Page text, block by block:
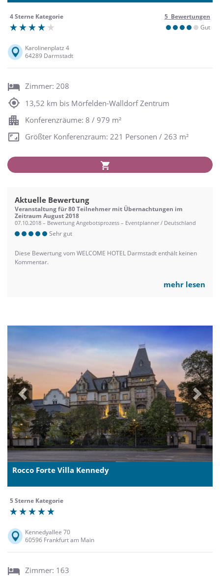
4 Sterne Kategorie
5 Bewertungen
Gut
Karolinenplatz 4
64289 Darmstadt
Zimmer: 208
13,52 km bis Mörfelden-Walldorf Zentrum
Konferenzräume: 8 / 979 m²
Größter Konferenzraum: 221 Personen / 263 m²
Aktuelle Bewertung
Veranstaltung für 80 Teilnehmer mit Übernachtungen im
Zeitraum August 2018
07.10.2018 – Bewertung Angebotsprozess – Eventplanner / Deutschland
Sehr gut
Diese Bewertung vom WELCOME HOTEL Darmstadt enthält keinen
Kommentar.
mehr lesen
Previous Next
Rocco Forte Villa Kennedy
5 Sterne Kategorie
Kennedyallee 70
60596 Frankfurt am Main
Zimmer: 163